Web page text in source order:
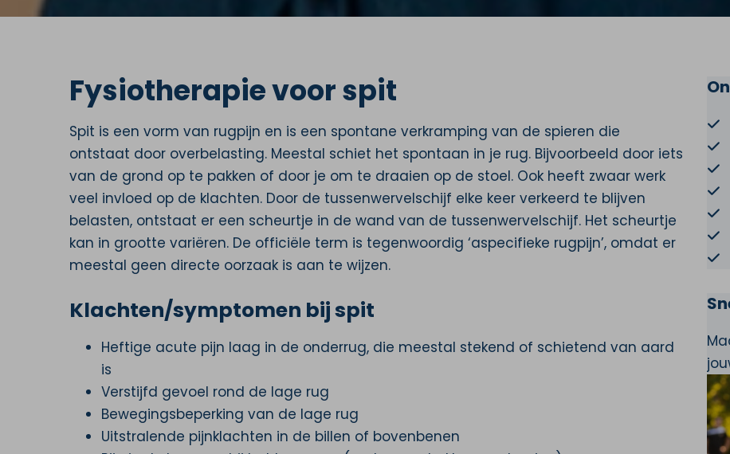
Fysiotherapie voor spit
Spit is een vorm van rugpijn en is een spontane verkramping van de spieren die
ontstaat door overbelasting. Meestal schiet het spontaan in je rug. Bijvoorbeeld door iets
van de grond op te pakken of door je om te draaien op de stoel. Ook heeft zwaar werk
veel invloed op de klachten. Door de tussenwervelschijf elke keer verkeerd te blijven
belasten, ontstaat er een scheurtje in de wand van de tussenwervelschijf. Het scheurtje
kan in grootte variëren. De officiële term is tegenwoordig ‘aspecifieke rugpijn’, omdat er
meestal geen directe oorzaak is aan te wijzen.
Klachten/symptomen bij spit
Heftige acute pijn laag in de onderrug, die meestal stekend of schietend van aard
is
Verstijfd gevoel rond de lage rug
Bewegingsbeperking van de lage rug
Uitstralende pijnklachten in de billen of bovenbenen